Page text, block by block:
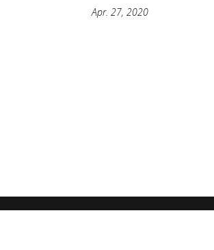
Apr. 27, 2020